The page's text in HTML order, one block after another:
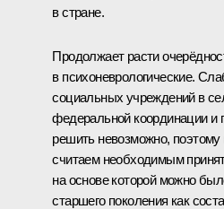
в стране.
Продолжает расти
в психоневрологические.
социальных учреждений в
федеральной координации и
решить невозможно, поэтому
считаем необходимым
на основе которой можно
старшего поколения как